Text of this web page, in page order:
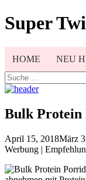
Skip
to
Super
HOME NEU
Search
for:
Bulk Protein
April 15, 2018März
Werbung |